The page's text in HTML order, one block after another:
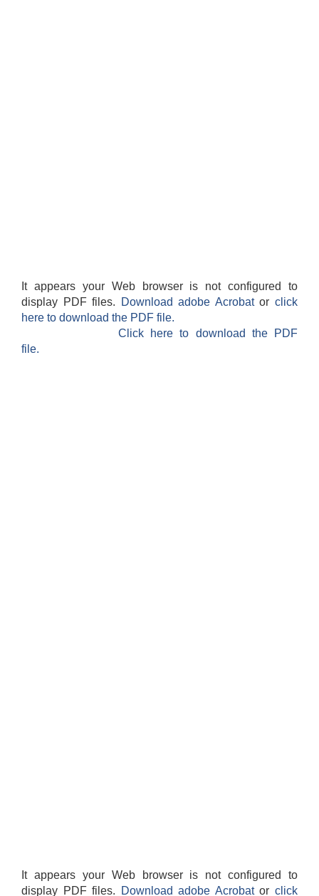
It appears your Web browser is not configured to
display PDF files.
Download adobe Acrobatorclick
here to download the PDF file.
Click here to download the PDF
file.
It appears your Web browser is not configured to
display PDF files.
Download adobe Acrobatorclick